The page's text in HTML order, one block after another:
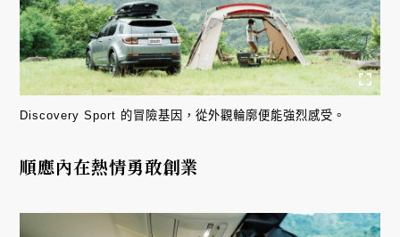
Discovery Sport 的冒險基因，從外觀輪廓便能強烈感受。
順應內在熱情勇敢創業